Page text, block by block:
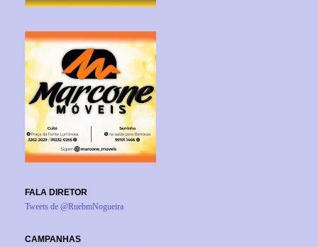
FALA DIRETOR
Tweets de @RuebmNogueira
CAMPANHAS